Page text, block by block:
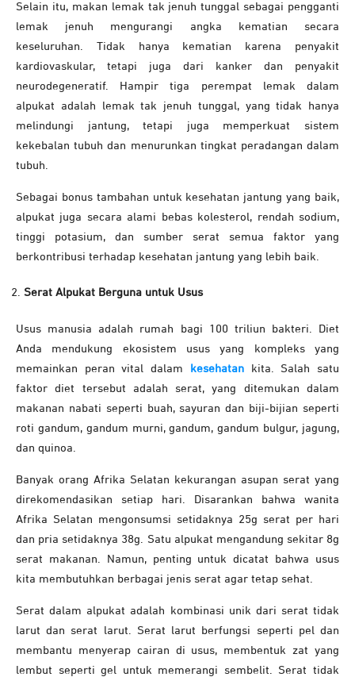
Selain itu, makan lemak tak jenuh tunggal sebagai pengganti
lemak jenuh mengurangi angka kematian secara
keseluruhan. Tidak hanya kematian karena penyakit
kardiovaskular, tetapi juga dari kanker dan penyakit
neurodegeneratif. Hampir tiga perempat lemak dalam
alpukat adalah lemak tak jenuh tunggal, yang tidak hanya
melindungi jantung, tetapi juga memperkuat sistem
kekebalan tubuh dan menurunkan tingkat peradangan dalam
tubuh.
Sebagai bonus tambahan untuk kesehatan jantung yang baik,
alpukat juga secara alami bebas kolesterol, rendah sodium,
tinggi potasium, dan sumber serat semua faktor yang
berkontribusi terhadap kesehatan jantung yang lebih baik.
Serat Alpukat Berguna untuk Usus
Usus manusia adalah rumah bagi 100 triliun bakteri. Diet
Anda mendukung ekosistem usus yang kompleks yang
memainkan peran vital dalam
kesehatankita. Salah satu
faktor diet tersebut adalah serat, yang ditemukan dalam
makanan nabati seperti buah, sayuran dan biji-bijian seperti
roti gandum, gandum murni, gandum, gandum bulgur, jagung,
dan quinoa.
Banyak orang Afrika Selatan kekurangan asupan serat yang
direkomendasikan setiap hari. Disarankan bahwa wanita
Afrika Selatan mengonsumsi setidaknya 25g serat per hari
dan pria setidaknya 38g. Satu alpukat mengandung sekitar 8g
serat makanan. Namun, penting untuk dicatat bahwa usus
kita membutuhkan berbagai jenis serat agar tetap sehat.
Serat dalam alpukat adalah kombinasi unik dari serat tidak
larut dan serat larut. Serat larut berfungsi seperti pel dan
membantu menyerap cairan di usus, membentuk zat yang
lembut seperti gel untuk memerangi sembelit. Serat tidak